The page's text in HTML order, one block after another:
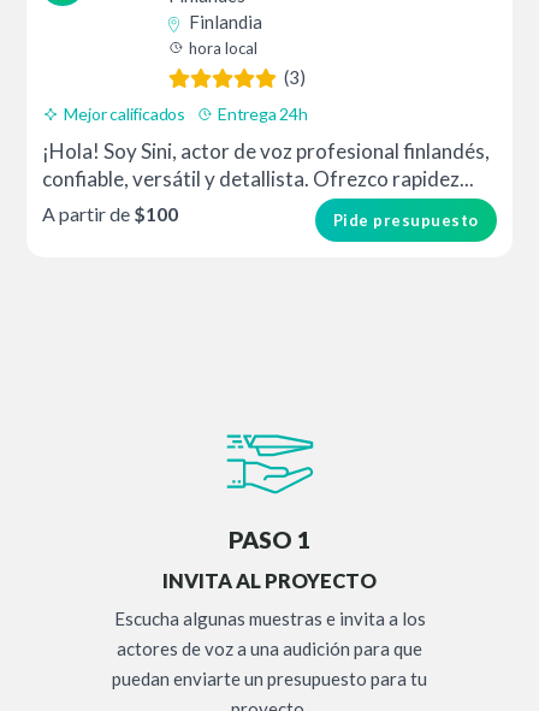
Finlandia
hora local
(3)
Mejor calificados Entrega 24h
¡Hola! Soy Sini, actor de voz profesional finlandés,
confiable, versátil y detallista. Ofrezco rapidez...
Pide presupuesto
A partir de $100
PASO 1
INVITA AL PROYECTO
Escucha algunas muestras e invita a los
actores de voz a una audición para que
puedan enviarte un presupuesto para tu